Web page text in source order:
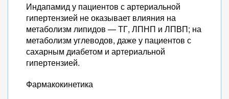
Индапамид у пациентов с артериальной
гипертензией не оказывает влияния на
метаболизм липидов — ТГ, ЛПНП и ЛПВП; на
метаболизм углеводов, даже у пациентов с
сахарным диабетом и артериальной
гипертензией.
Фармакокинетика